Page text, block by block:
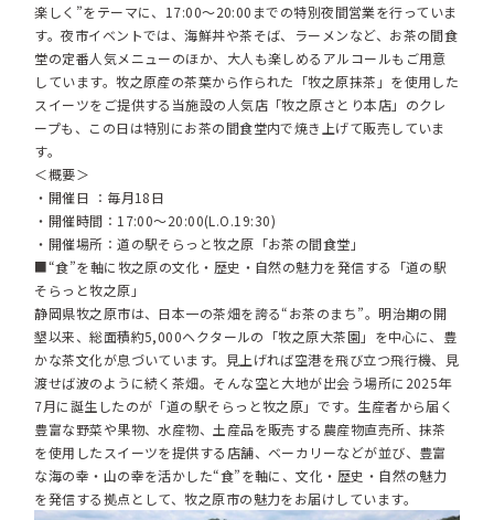
楽しく”をテーマに、17:00～20:00までの特別夜間営業を行っていま
す。夜市イベントでは、海鮮丼や茶そば、ラーメンなど、お茶の間食
堂の定番人気メニューのほか、大人も楽しめるアルコールもご用意
しています。牧之原産の茶葉から作られた「牧之原抹茶」を使用した
スイーツをご提供する当施設の人気店「牧之原さとり本店」のクレ
ープも、この日は特別にお茶の間食堂内で焼き上げて販売していま
す。
＜概要＞
・開催日 ：毎月18日
・開催時間：17:00～20:00(L.O.19:30)
・開催場所：道の駅そらっと牧之原「お茶の間食堂」
■“食”を軸に牧之原の文化・歴史・自然の魅力を発信する「道の駅
そらっと牧之原」
静岡県牧之原市は、日本一の茶畑を誇る“お茶のまち”。明治期の開
墾以来、総面積約5,000ヘクタールの「牧之原大茶園」を中心に、豊
かな茶文化が息づいています。見上げれば空港を飛び立つ飛行機、見
渡せば波のように続く茶畑。そんな空と大地が出会う場所に2025年
7月に誕生したのが「道の駅そらっと牧之原」です。生産者から届く
豊富な野菜や果物、水産物、土産品を販売する農産物直売所、抹茶
を使用したスイーツを提供する店舗、ベーカリーなどが並び、豊富
な海の幸・山の幸を活かした“食”を軸に、文化・歴史・自然の魅力
を発信する拠点として、牧之原市の魅力をお届けしています。